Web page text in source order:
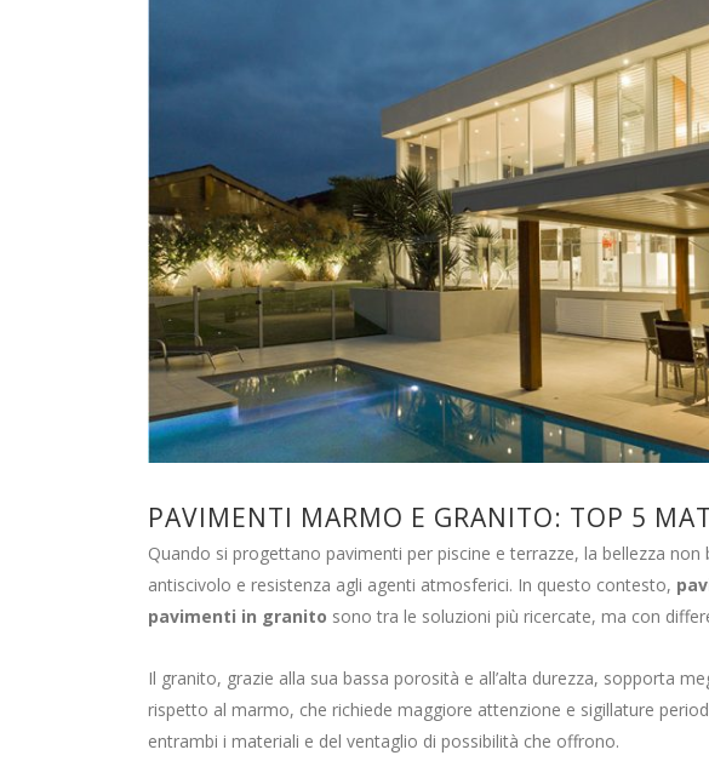
PAVIMENTI MARMO E GRANITO: TOP 5
Quando si progettano pavimenti per piscine e terrazze, la bellezza
antiscivolo e resistenza agli agenti atmosferici. In questo contesto,
pavimenti in granito sono tra le soluzioni più ricercate, ma con
Il granito, grazie alla sua bassa porosità e all’alta durezza, sopporta
rispetto al marmo, che richiede maggiore attenzione e sigillature
entrambi i materiali e del ventaglio di possibilità che offrono.